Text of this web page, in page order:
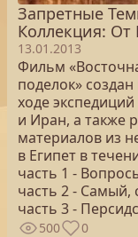
Запретные
Коллекция: От
13.01.2013
Фильм
поделок»
ходе
и Иран, а также
материалов из
в Египет в
часть 1 -
часть 2 -
часть 3 -
500 0